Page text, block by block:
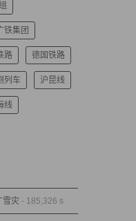
铁集团
路 德国铁路
列车 沪昆线
线
雪灾 - 185,326 s